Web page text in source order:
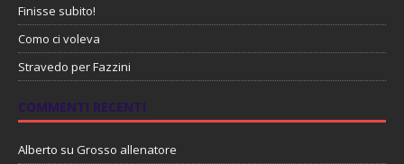
Finisse subito!
Como ci voleva
Stravedo per Fazzini
COMMENTI RECENTI
Alberto su Grosso allenatore